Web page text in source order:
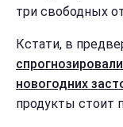
три свободных
Кстати, в
новогодних
продукты стоит